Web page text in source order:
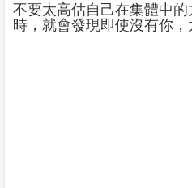
不要太高估自己在集體中
時，就會發現即使沒有你，